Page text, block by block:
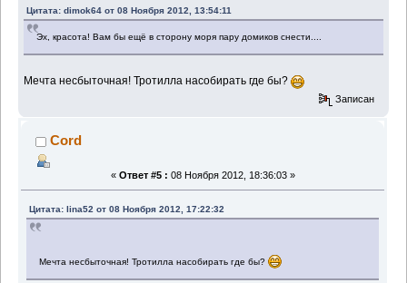
Цитата: dimok64 от 08 Ноября 2012, 13:54:11
Эх, красота! Вам бы ещё в сторону моря пару домиков снести....
Мечта несбыточная! Тротилла насобирать где бы?
Записан
Cord
« Ответ #5 : 08 Ноября 2012, 18:36:03 »
Цитата: lina52 от 08 Ноября 2012, 17:22:32
Мечта несбыточная! Тротилла насобирать где бы?